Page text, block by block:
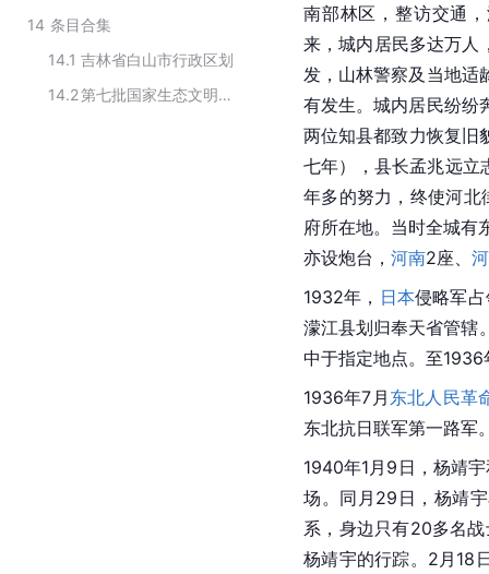
14 条目合集
14.1 吉林省白山市行政区划
14.2
第七批国家生态文明建设示范区
南部林区，整访交通
来，城内居民多达万人
发，山林警察及当地适
有发生。城内居民纷纷
两位知县都致力恢复旧
七年），县长孟兆远立
年多的努力，终使河
府所在地。当时全城有
亦设炮台， 河南2座、
1932年， 日本侵略军
濛江县划归奉天省管辖
中于指定地点。至
1936年7月 东北人民革
东北抗日联军第一路军
1940年1月9日，杨靖
场。同月29日，杨靖
系，身边只有20多名
杨靖宇的行踪。2月18